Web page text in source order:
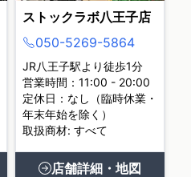
ストックラボ八王子店
050-5269-5864
JR八王子駅より徒歩1分
営業時間：11:00 - 20:00
定休日：なし（臨時休業・
年末年始を除く）
取扱商材: すべて
店舗詳細・地図